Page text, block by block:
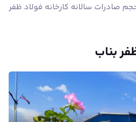
صادرات سالانه کارخانه فولاد ظفر
بناب